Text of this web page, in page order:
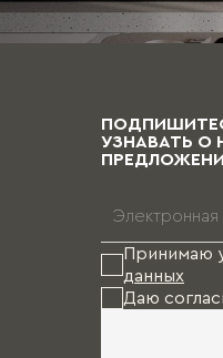
УЗНАВАТЬ О
Принимаю
данных
Даю